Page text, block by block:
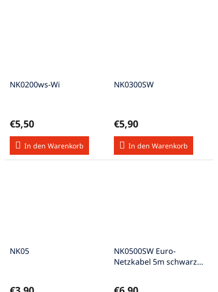
NK0200ws-Wi
€5,50
In den Warenkorb
NK0300SW
€5,90
In den Warenkorb
NK05
NK0500SW Euro-
Netzkabel 5m schwarz